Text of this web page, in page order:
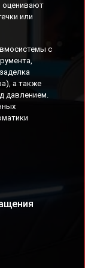
оценивают
или
с
а также
давлением.